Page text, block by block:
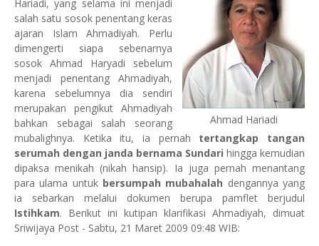
Ahmad Hariadi
Hariadi, yang selama ini menjadi
salah satu sosok penentang keras
ajaran Islam Ahmadiyah. Perlu
dimengerti siapa sebenarnya
sosok Ahmad Haryadi sebelum
menjadi penentang Ahmadiyah,
karena sebelumnya dia sendiri
merupakan pengikut Ahmadiyah
bahkan sebagai salah seorang
mubalighnya. Ketika itu, ia pernah tertangkap tangan
serumah dengan janda bernama Sundari hingga kemudian
dipaksa menikah (nikah hansip). Ia juga pernah menantang
para ulama untuk bersumpah mubahalah dengannya yang
ia sebarkan melalui dokumen berupa pamflet berjudul
Istihkam. Berikut ini kutipan klarifikasi Ahmadiyah, dimuat
Sriwijaya Post - Sabtu, 21 Maret 2009 09:48 WIB: